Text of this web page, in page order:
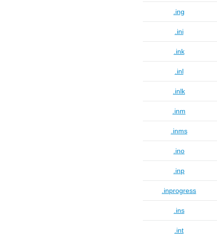
.ing
.ini
.ink
.inl
.inlk
.inm
.inms
.ino
.inp
.inprogress
.ins
.int